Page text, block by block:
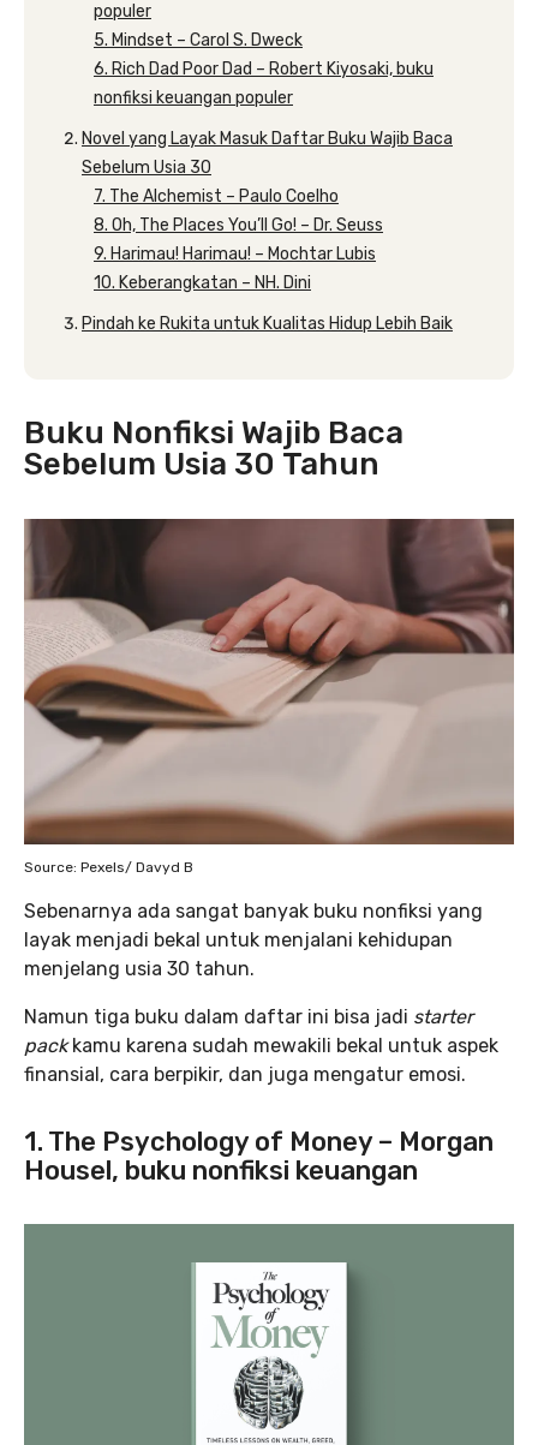
populer
5. Mindset – Carol S. Dweck
6. Rich Dad Poor Dad – Robert Kiyosaki, buku
nonfiksi keuangan populer
Novel yang Layak Masuk Daftar Buku Wajib Baca
Sebelum Usia 30
7. The Alchemist – Paulo Coelho
8. Oh, The Places You’ll Go! – Dr. Seuss
9. Harimau! Harimau! – Mochtar Lubis
10. Keberangkatan – NH. Dini
Pindah ke Rukita untuk Kualitas Hidup Lebih Baik
Buku Nonfiksi Wajib Baca
Sebelum Usia 30 Tahun
Source: Pexels/ Davyd B
Sebenarnya ada sangat banyak buku nonfiksi yang
layak menjadi bekal untuk menjalani kehidupan
menjelang usia 30 tahun.
Namun tiga buku dalam daftar ini bisa jadi starter
packkamu karena sudah mewakili bekal untuk aspek
finansial, cara berpikir, dan juga mengatur emosi.
1. The Psychology of Money – Morgan
Housel, buku nonfiksi keuangan